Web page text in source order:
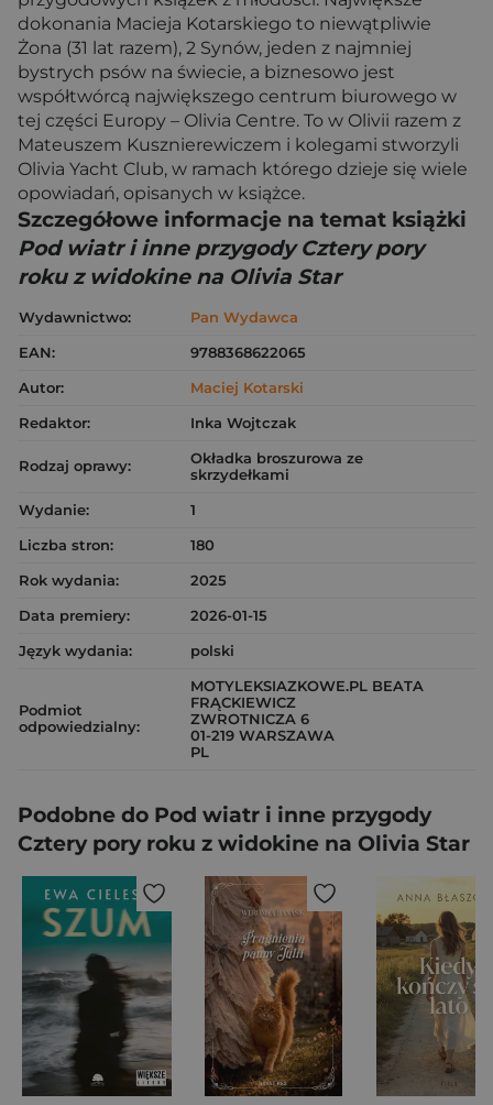
dokonania Macieja Kotarskiego to niewątpliwie
Żona (31 lat razem), 2 Synów, jeden z najmniej
bystrych psów na świecie, a biznesowo jest
współtwórcą największego centrum biurowego w
tej części Europy – Olivia Centre. To w Olivii razem z
Mateuszem Kusznierewiczem i kolegami stworzyli
Olivia Yacht Club, w ramach którego dzieje się wiele
opowiadań, opisanych w książce.
Szczegółowe informacje na temat książki
Pod wiatr i inne przygody Cztery pory
roku z widokine na Olivia Star
Wydawnictwo:
Pan Wydawca
EAN:
9788368622065
Autor:
Maciej Kotarski
Redaktor:
Inka Wojtczak
Rodzaj oprawy:
Okładka broszurowa ze
skrzydełkami
Wydanie:
1
Liczba stron:
180
Rok wydania:
2025
Data premiery:
2026-01-15
Język wydania:
polski
Podmiot
odpowiedzialny:
MOTYLEKSIAZKOWE.PL BEATA
FRĄCKIEWICZ
ZWROTNICZA 6
01-219 WARSZAWA
PL
Podobne do Pod wiatr i inne przygody
Cztery pory roku z widokine na Olivia Star